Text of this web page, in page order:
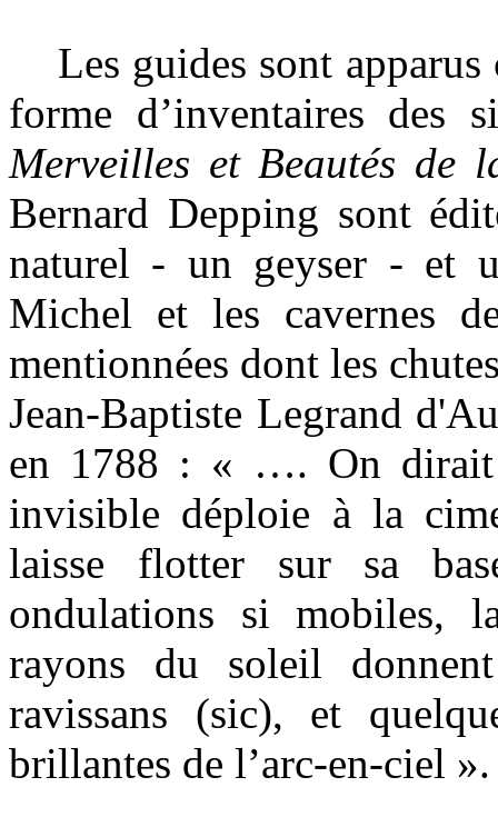
Les guides sont apparus
forme d’inventaires des
Merveilles et Beautés de
Bernard Depping sont
naturel - un geyser - et
Michel et les cavernes
mentionnées dont les
Jean-Baptiste Legrand
en 1788 : « …. On dirait
invisible déploie à la
laisse flotter sur sa
ondulations si mobiles,
rayons du soleil
ravissans (sic), et
brillantes de l’arc-en-ciel ».